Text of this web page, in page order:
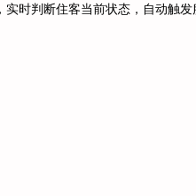
实时判断住客当前状态，自动触